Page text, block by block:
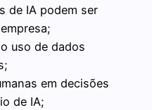
de IA podem ser
uso de dados
em decisões
de IA;